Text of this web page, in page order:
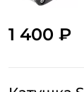
1 400 ₽